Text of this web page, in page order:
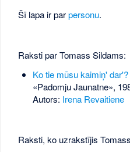
Šī lapa ir parpersonu.
Raksti par Tomass Sildams:
Ko tie mūsu kaimiņ'
«Padomju Jaunatne»,
Autors: Irena Revaitiene
Raksti, ko uzrakstījis